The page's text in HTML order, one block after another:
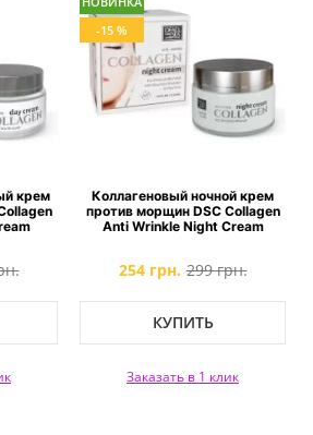
крем
-15 %
Коллагеновый ночной крем
против морщин DSC Collagen
Anti Wrinkle Night Cream
254 грн. 299 грн.
КУПИТЬ
Заказать в 1 клик